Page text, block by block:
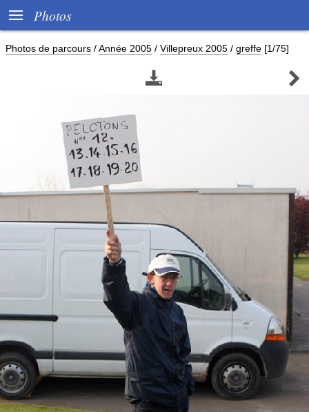
 Photos
Photos de parcours /Année 2005 / Villepreux 2005 / greffe [1/75]
 